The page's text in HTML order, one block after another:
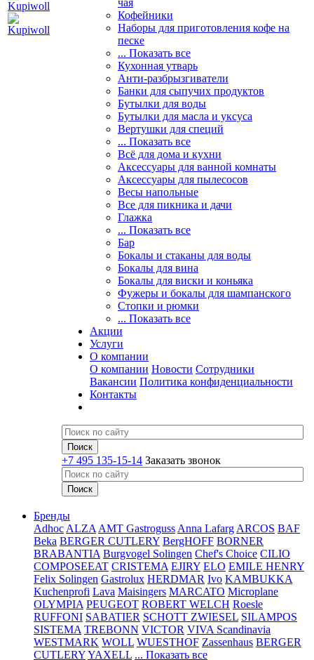
чая
Кофейники
Наборы для приготовления кофе на
песке
... Показать все
Кухонная утварь
Анти-разбрызгиватели
Банки для сыпучих продуктов
Бутылки для воды
Бутылки для масла и уксуса
Вертушки для специй
... Показать все
Всё для дома и кухни
Аксессуары для ванной комнаты
Аксессуары для пылесосов
Весы напольные
Все для пикника и дачи
Глажка
... Показать все
Бар
Бокалы и стаканы для воды
Бокалы для вина
Бокалы для виски и коньяка
Фужеры и бокалы для шампанского
Стопки и рюмки
... Показать все
Акции
Услуги
О компании
О компании Новости Сотрудники
Вакансии Политика конфиденциальности
Контакты
+7 495 135-15-14 Заказать звонок
Бренды
Adhoc ALZA AMT Gastroguss Anna Lafarg ARCOS BAF
Beka BERGER CUTLERY BergHOFF BORNER
BRABANTIA Burgvogel Solingen Chef's Choice CILIO
COMPOSEEAT CRISTEMA EJIRY ELO EMILE HENRY
Felix Solingen Gastrolux HERDMAR Ivo KAMBUKKA
Kuchenprofi Lava Maisingers MARCATO Microplane
OLYMPIA PEUGEOT ROBERT WELCH Roesle
RUFFONI SABATIER SCHOTT ZWIESEL SILAMPOS
SISTEMA TREBONN VICTOR VIVA Scandinavia
WESTMARK WOLL WUESTHOF Zassenhaus BERGER
CUTLERYYAXELL ... Показать все